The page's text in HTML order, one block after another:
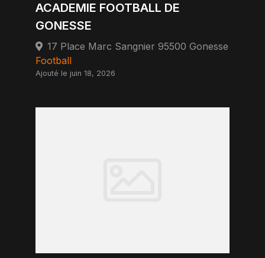
ACADEMIE FOOTBALL DE
GONESSE
17 Place Marc Sangnier 95500 Gonesse
Football
Ajouté le juin 18, 2026